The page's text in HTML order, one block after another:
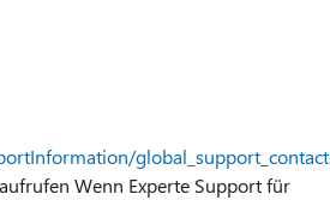
Wenn Experte Support für